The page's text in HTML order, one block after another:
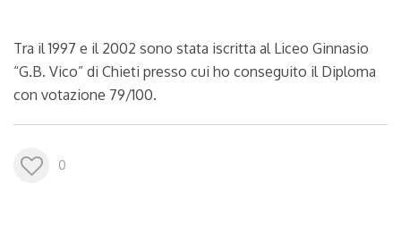
Tra il 1997 e il 2002 sono stata iscritta al Liceo Ginnasio
“G.B. Vico” di Chieti presso cui ho conseguito il Diploma
con votazione 79/100.
0